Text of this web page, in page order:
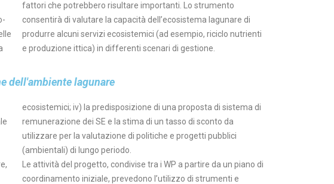
e produzione ittica) in differenti scenari di gestione.
dell'ambiente lagunare
ecosistemici; iv) la predisposizione di una proposta di sistema di
remunerazione dei SE e la stima di un tasso di sconto da
utilizzare per la valutazione di politiche e progetti pubblici
(ambientali) di lungo periodo.
Le attività del progetto, condivise tra i WP a partire da un piano di
coordinamento iniziale, prevedono l’utilizzo di strumenti e